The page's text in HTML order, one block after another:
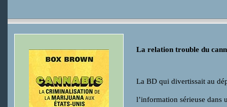
La relation trouble du
La BD qui divertissait au
l’information sérieuse dans